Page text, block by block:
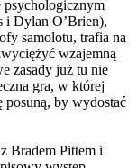
psychologicznym
i Dylan O’Brien),
samolotu, trafia na
wzajemną
zasady już tu nie
gra, w której
posuną, by wydostać
Bradem Pittem i